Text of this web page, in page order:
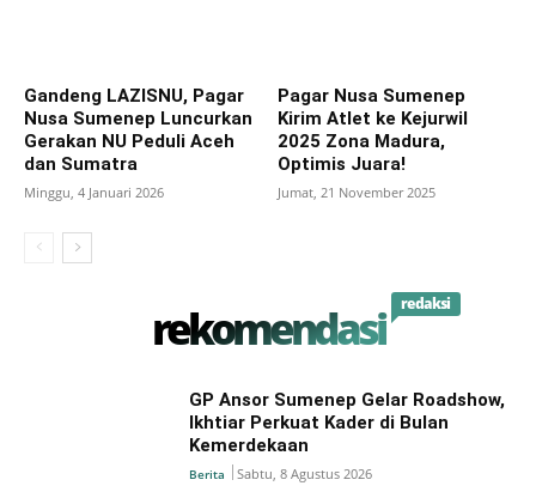
Gandeng LAZISNU, Pagar
Nusa Sumenep Luncurkan
Gerakan NU Peduli Aceh
dan Sumatra
Minggu, 4 Januari 2026
Pagar Nusa Sumenep
Kirim Atlet ke Kejurwil
2025 Zona Madura,
Optimis Juara!
Jumat, 21 November 2025
rekomendasi redaksi
GP Ansor Sumenep Gelar Roadshow,
Ikhtiar Perkuat Kader di Bulan
Kemerdekaan
Berita Sabtu, 8 Agustus 2026